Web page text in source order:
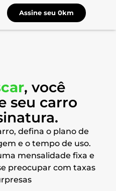
Assine seu 0km
, você
seu carro
defina o plano de
e o tempo de uso.
mensalidade fixa e
preocupar com taxas